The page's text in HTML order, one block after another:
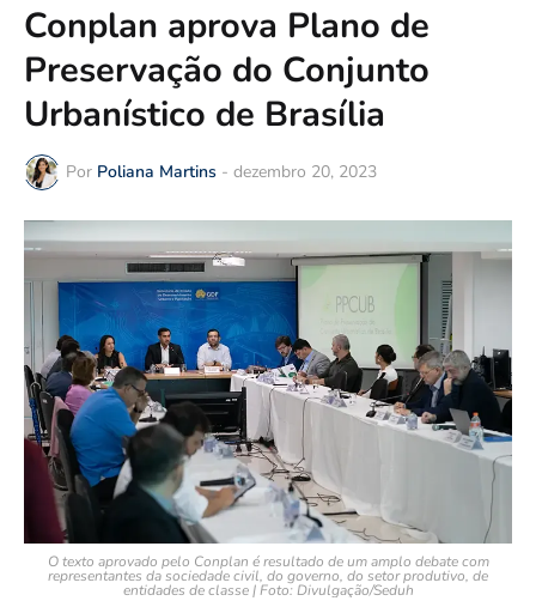
Conplan aprova Plano de
Preservação do Conjunto
Urbanístico de Brasília
Por Poliana Martins - dezembro 20, 2023
O texto aprovado pelo Conplan é resultado de um amplo debate com
representantes da sociedade civil, do governo, do setor produtivo, de
entidades de classe | Foto: Divulgação/Seduh